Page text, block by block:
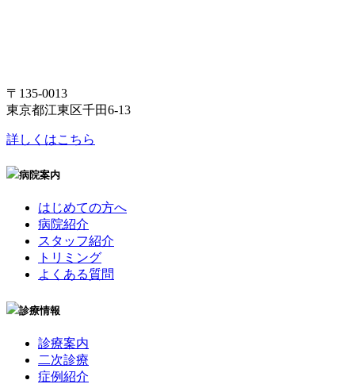
〒135-0013
東京都江東区千田6-13
詳しくはこちら
病院案内
はじめての方へ
病院紹介
スタッフ紹介
トリミング
よくある質問
診療情報
診療案内
二次診療
症例紹介